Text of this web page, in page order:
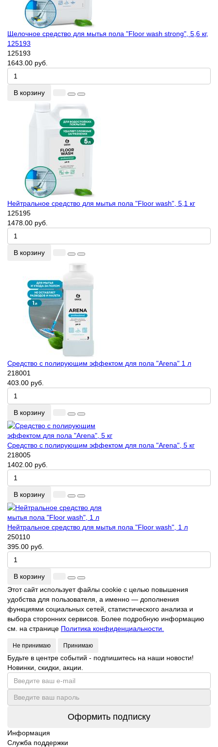
Щелочное средство для мытья пола "Floor wash strong", 5,6 кг,
125193
125193
1643.00 руб.
В корзину
Нейтральное средство для мытья пола "Floor wash", 5,1 кг
125195
1478.00 руб.
В корзину
Средство с полирующим эффектом для пола "Arena" 1 л
218001
403.00 руб.
В корзину
Средство с полирующим эффектом для пола "Arena", 5 кг
218005
1402.00 руб.
В корзину
Нейтральное средство для мытья пола "Floor wash", 1 л
250110
395.00 руб.
В корзину
Этот сайт использует файлы cookie с целью повышения
удобства для пользователя, а именно — дополнения
функциями социальных сетей, статистического анализа и
выбора сторонних сервисов. Более подробную информацию
см. на странице Политика конфиденциальности.
Не принимаю Принимаю
Будьте в центре событий - подпишитесь на наши новости!
Новинки, скидки, акции.
Оформить подписку
Информация
Служба поддержки